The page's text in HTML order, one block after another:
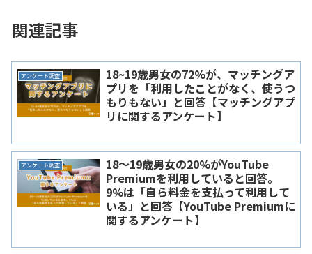
関連記事
アンケート調査
18~19歳男女の72%が、マッチングア
プリを「利用したことがなく、使うつ
もりもない」と回答【マッチングアプ
リに関するアンケート】
アンケート調査
18～19歳男女の20%がYouTube
Premiumを利用していると回答。
9%は「自ら料金を支払って利用して
いる」と回答【YouTube Premiumに
関するアンケート】